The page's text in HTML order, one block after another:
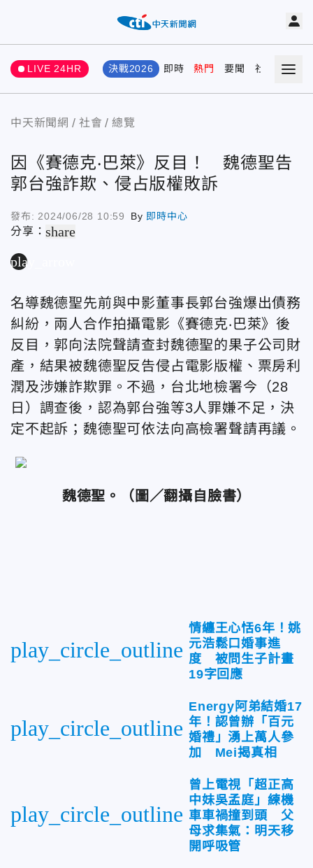
LIVE 24HR 決戰2026 即時 熱門 要聞 社會 娛樂
中天新聞網 社會 總覽
因《賽德克‧巴萊》反目！ 魏德聖告
郭台強詐欺、侵占版權敗訴
發布: 2024/06/28 10:59 By 即時中心
分享：share
play_arrow
名導魏德聖先前與中影董事長郭台強爆出債務
糾紛，兩人合作拍攝電影《賽德克‧巴萊》後
反目，郭向法院聲請查封魏德聖的果子公司財
產，結果被魏德聖反告侵占電影版權、票房利
潤及涉嫌詐欺罪。不過，台北地檢署今（28
日）調查後，認為郭台強等3人罪嫌不足，決
定不起訴；魏德聖可依法向高檢署聲請再議。
魏德聖。（圖／翻攝自臉書）
play_circle_outline
情纏王心恬6年！姚
元浩鬆口婚事進
度 被問生子計畫
19字回應
play_circle_outline
Energy阿弟結婚17
年！認曾辦「百元
婚禮」湧上萬人參
加 Mei揭真相
play_circle_outline
曾上電視「超正高
中妹吳孟庭」練機
車車禍撞到頭 父
母求集氣：明天移
開呼吸管